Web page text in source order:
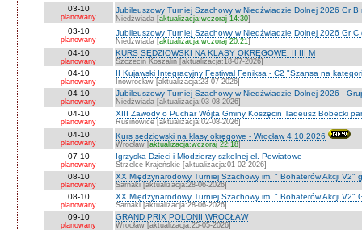
03-10
planowany
Jubileuszowy Turniej Szachowy w Niedźwiadzie Dolnej 2026 Gr
Niedźwiada [aktualizacja:wczoraj 14:30]
03-10
planowany
Jubileuszowy Turniej Szachowy w Niedźwiadzie Dolnej 2026 Gr
Niedźwiada [aktualizacja:wczoraj 20:21]
04-10
planowany
KURS SĘDZIOWSKI NA KLASY OKRĘGOWE: II III M
Szczecin Koszalin [aktualizacja:18-07-2026]
04-10
planowany
II Kujawski Integracyjny Festiwal Feniksa - C2 "Szansa na
Inowrocław [aktualizacja:23-07-2026]
04-10
planowany
Jubileuszowy Turniej Szachowy w Niedźwiadzie Dolnej 2026 -
Niedżwiada [aktualizacja:03-08-2026]
04-10
planowany
XIII Zawody o Puchar Wójta Gminy Koszęcin Tadeusz Bobecki
Rusinowice [aktualizacja:02-08-2026]
04-10
planowany
Kurs sędziowski na klasy okręgowe - Wrocław 4.10.2026
Wrocław [aktualizacja:wczoraj 22:18]
07-10
planowany
Igrzyska Dzieci i Młodzierzy szkolnej el. Powiatowe
Strzelce Krajeńskie [aktualizacja:01-02-2026]
08-10
planowany
XX Międzynarodowy Turniej Szachowy im. " Bohaterów Akcji V2"
Sarnaki [aktualizacja:28-06-2026]
08-10
planowany
XX Międzynarodowy Turniej Szachowy im. " Bohaterów Akcji V2"
Sarnaki [aktualizacja:28-06-2026]
09-10
planowany
GRAND PRIX POLONII WROCŁAW
Wrocław [aktualizacja:25-05-2026]